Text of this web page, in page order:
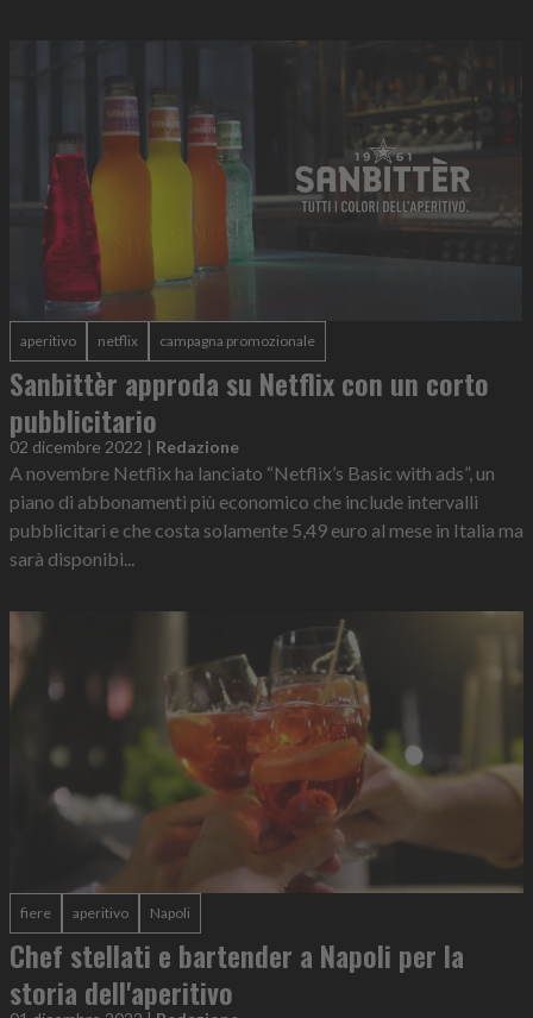
aperitivo netflix campagna promozionale
Sanbittèr approda su Netflix con un corto
pubblicitario
02 dicembre 2022 Redazione
A novembre Netflix ha lanciato “Netflix’s Basic with ads”, un
piano di abbonamenti più economico che include intervalli
pubblicitari e che costa solamente 5,49 euro al mese in Italia ma
sarà disponibi...
fiere aperitivo Napoli
Chef stellati e bartender a Napoli per la
storia dell'aperitivo